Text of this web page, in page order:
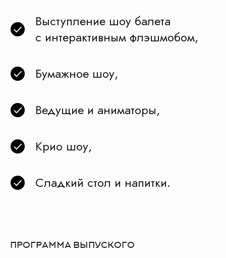
Выступление шоу балета
с интерактивным флэшмобом,
Бумажное шоу,
Ведущие и аниматоры,
Крио шоу,
Сладкий стол и напитки.
ПРОГРАММА ВЫПУСКОГО